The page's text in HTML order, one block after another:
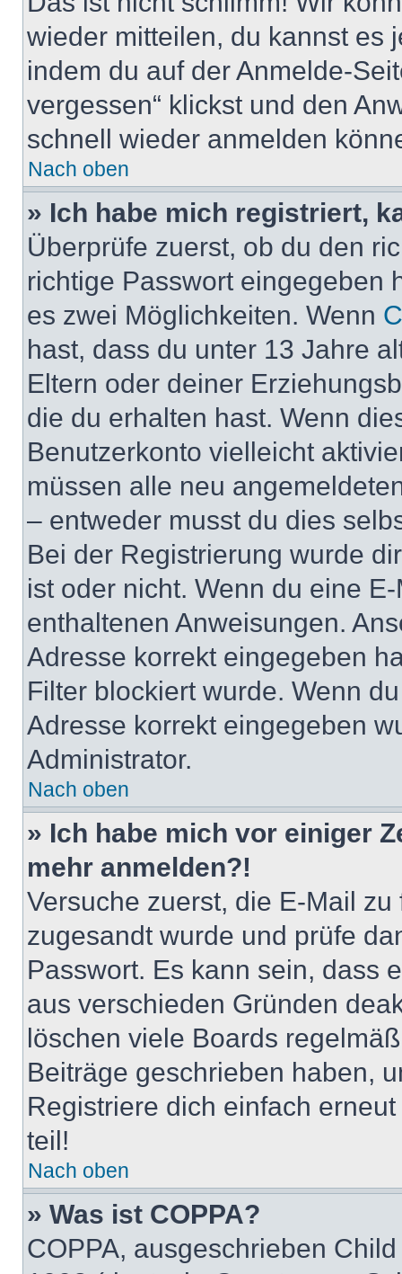
wieder mitteilen, du kannst es
indem du auf der Anmelde-
vergessen“ klickst und den
schnell wieder anmelden
Nach oben
» Ich habe mich registriert,
Überprüfe zuerst, ob du den
richtige Passwort eingegeben
es zwei Möglichkeiten. Wenn
hast, dass du unter 13 Jahre
Eltern oder deiner
die du erhalten hast. Wenn
Benutzerkonto vielleicht
müssen alle neu
– entweder musst du dies
Bei der Registrierung wurde
ist oder nicht. Wenn du eine
enthaltenen Anweisungen.
Adresse korrekt eingegeben
Filter blockiert wurde. Wenn
Adresse korrekt eingegeben
Administrator.
Nach oben
» Ich habe mich vor einiger
mehr anmelden?!
Versuche zuerst, die E-Mail
zugesandt wurde und prüfe
Passwort. Es kann sein, dass
aus verschieden Gründen
löschen viele Boards
Beiträge geschrieben haben,
Registriere dich einfach
teil!
Nach oben
» Was ist COPPA?
COPPA, ausgeschrieben